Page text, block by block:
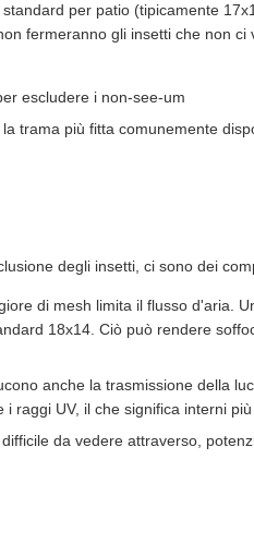
per patio (tipicamente
fermeranno gli insetti che non ci
escludere i non-see-um
trama più fitta comunemente
degli insetti, ci sono dei
di mesh limita il flusso d'aria.
18x14. Ciò può rendere
anche la trasmissione della
raggi UV, il che significa interni più
da vedere attraverso,